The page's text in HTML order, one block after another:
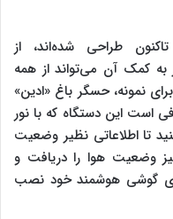
طراحی شده‌اند، از
به کمک آن می‌تواند از همه
نمونه، حسگر باغ «ادین»
است این دستگاه که با نور
تا اطلاعاتی نظیر وضعیت
وضعیت هوا را دریافت و
روی گوشی هوشمند خود نصب